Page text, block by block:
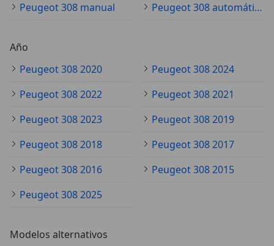
Peugeot 308 manual
Peugeot 308 automático
Año
Peugeot 308 2020
Peugeot 308 2024
Peugeot 308 2022
Peugeot 308 2021
Peugeot 308 2023
Peugeot 308 2019
Peugeot 308 2018
Peugeot 308 2017
Peugeot 308 2016
Peugeot 308 2015
Peugeot 308 2025
Modelos alternativos